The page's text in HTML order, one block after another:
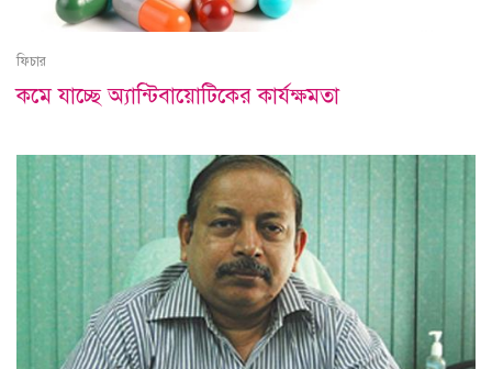
ফিচার
কমে যাচ্ছে অ্যান্টিবায়োটিকের কার্যক্ষমতা